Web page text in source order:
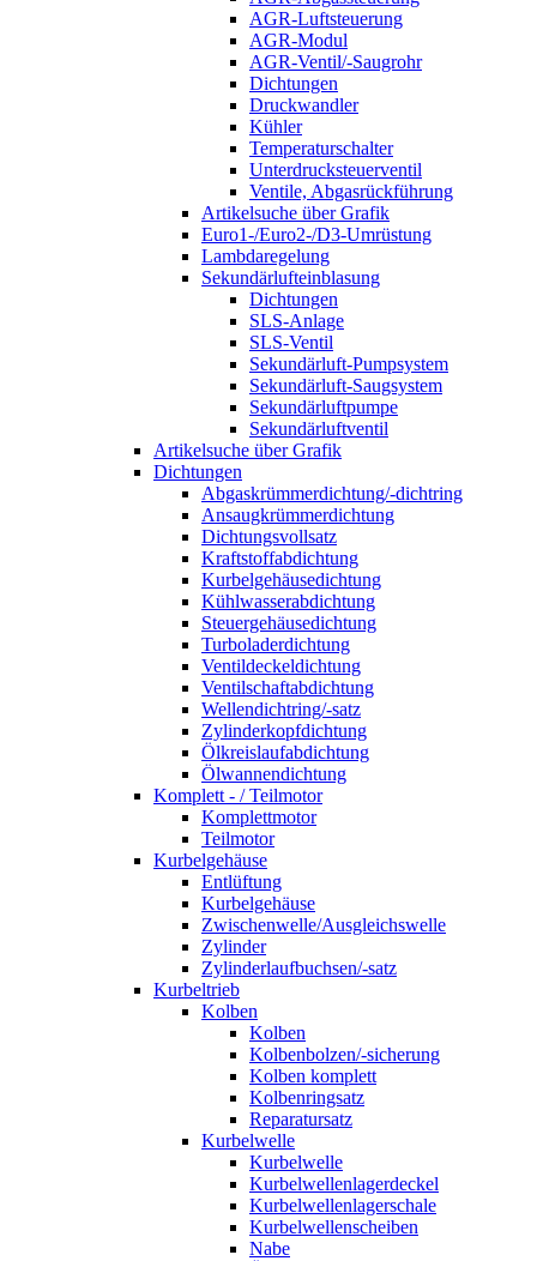
AGR-Luftsteuerung
AGR-Modul
AGR-Ventil/-Saugrohr
Dichtungen
Druckwandler
Kühler
Temperaturschalter
Unterdrucksteuerventil
Ventile, Abgasrückführung
Artikelsuche über Grafik
Euro1-/Euro2-/D3-Umrüstung
Lambdaregelung
Sekundärlufteinblasung
Dichtungen
SLS-Anlage
SLS-Ventil
Sekundärluft-Pumpsystem
Sekundärluft-Saugsystem
Sekundärluftpumpe
Sekundärluftventil
Artikelsuche über Grafik
Dichtungen
Abgaskrümmerdichtung/-dichtring
Ansaugkrümmerdichtung
Dichtungsvollsatz
Kraftstoffabdichtung
Kurbelgehäusedichtung
Kühlwasserabdichtung
Steuergehäusedichtung
Turboladerdichtung
Ventildeckeldichtung
Ventilschaftabdichtung
Wellendichtring/-satz
Zylinderkopfdichtung
Ölkreislaufabdichtung
Ölwannendichtung
Komplett - / Teilmotor
Komplettmotor
Teilmotor
Kurbelgehäuse
Entlüftung
Kurbelgehäuse
Zwischenwelle/Ausgleichswelle
Zylinder
Zylinderlaufbuchsen/-satz
Kurbeltrieb
Kolben
Kolben
Kolbenbolzen/-sicherung
Kolben komplett
Kolbenringsatz
Reparatursatz
Kurbelwelle
Kurbelwelle
Kurbelwellenlagerdeckel
Kurbelwellenlagerschale
Kurbelwellenscheiben
Nabe